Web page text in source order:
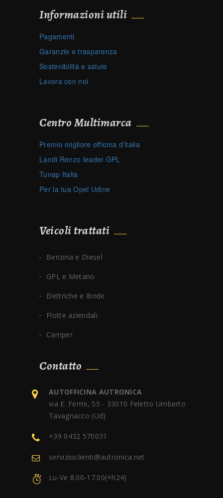
Informazioni utili
Pagamenti
Garanzie e trasparenza
Sostenibilità e salute
Lavora con noi
Centro Multimarca
Premio migliore officina d’italia
Landi Renzo leader GPL
Tunap Italia
Per la tua Opel Udine
Veicoli trattati
Benzina e Diesel
GPL e Metano
Elettriche e Ibride
Flotte aziendali
Camper
Contatto
AUTOFFICINA AUTRONICA
via E. Fermi, 55 - 33010 Feletto Umberto
Tavagnacco (Ud)
+39 0432 570031
servizioclienti@autronica.net
Lu-Ve 8.00-17.00(+h24)